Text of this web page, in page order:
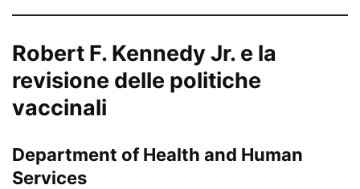
Robert F. Kennedy Jr. e la
revisione delle politiche
vaccinali
Department of Health and Human
Services